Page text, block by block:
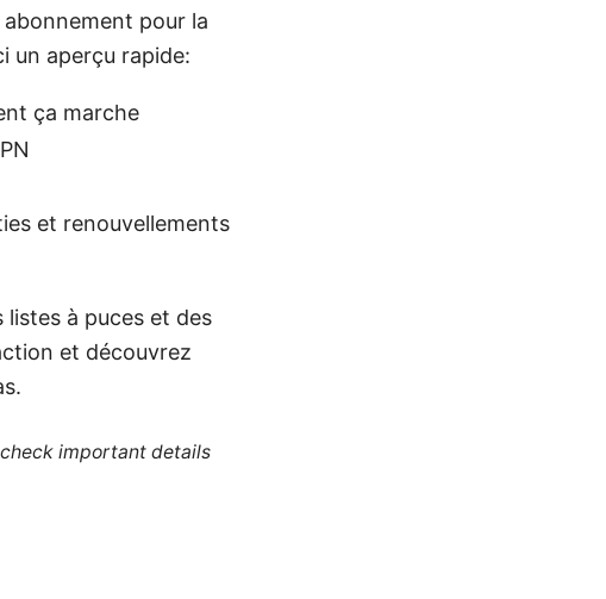
pour la
un aperçu rapide:
ça marche
et renouvellements
à puces et des
et découvrez
important details